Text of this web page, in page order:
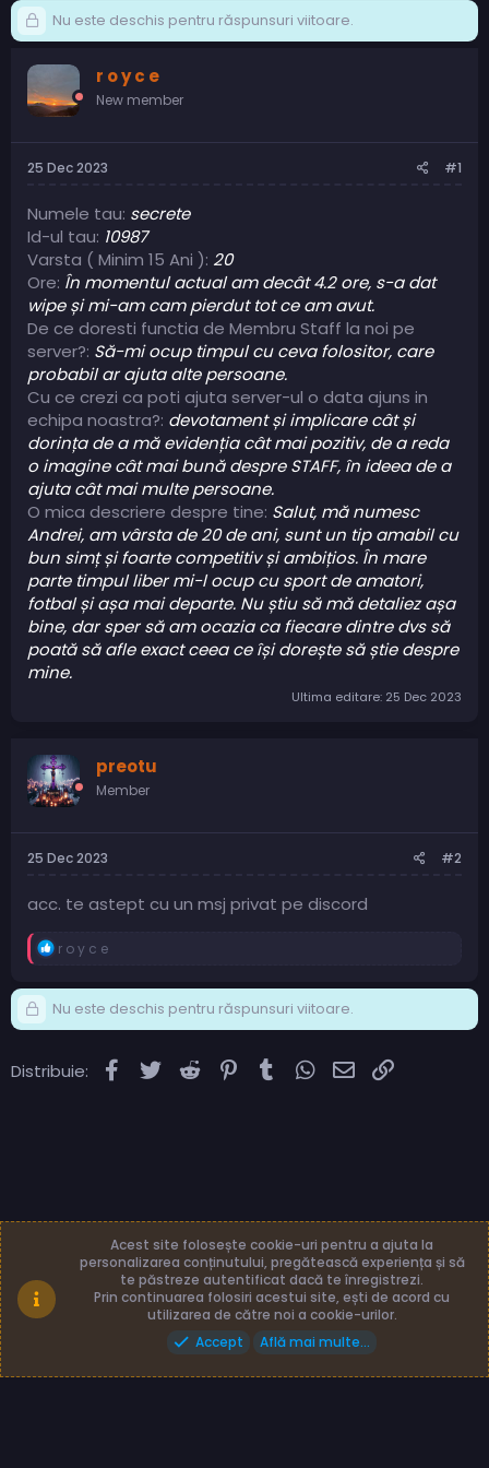
Nu este deschis pentru răspunsuri viitoare.
r o y c e
New member
25 Dec 2023 #1
Numele tau: secrete
Id-ul tau: 10987
Varsta ( Minim 15 Ani ): 20
Ore: În momentul actual am decât 4.2 ore, s-a dat
wipe și mi-am cam pierdut tot ce am avut.
De ce doresti functia de Membru Staff la noi pe
server?: Să-mi ocup timpul cu ceva folositor, care
probabil ar ajuta alte persoane.
Cu ce crezi ca poti ajuta server-ul o data ajuns in
echipa noastra?: devotament și implicare cât și
dorința de a mă evidenția cât mai pozitiv, de a reda
o imagine cât mai bună despre STAFF, în ideea de a
ajuta cât mai multe persoane.
O mica descriere despre tine: Salut, mă numesc
Andrei, am vârsta de 20 de ani, sunt un tip amabil cu
bun simț și foarte competitiv și ambițios. În mare
parte timpul liber mi-l ocup cu sport de amatori,
fotbal și așa mai departe. Nu știu să mă detaliez așa
bine, dar sper să am ocazia ca fiecare dintre dvs să
poată să afle exact ceea ce își dorește să știe despre
mine.
Ultima editare: 25 Dec 2023
preotu
Member
25 Dec 2023 #2
acc. te astept cu un msj privat pe discord
R
ț
i
:
r o y c e
Nu este deschis pentru răspunsuri viitoare.
Distribuie: Facebook
TwitterReddit PinterestTumblrWhatsApp
Email
Română (RO)
Termeni și reguli
Politică de confidențialitate
Ajutor Acasă
Made with
Acest site folosește cookie-uri pentru a ajuta la
personalizarea conținutului, pregătească experiența și să
te păstreze autentificat dacă te înregistrezi.
Prin continuarea folosiri acestui site, ești de acord cu
utilizarea de către noi a cookie-urilor.
Accept
Află mai multe...